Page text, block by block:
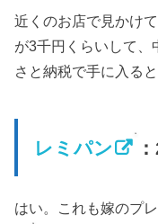
近くのお店で見かけ
が3千円くらいして、
さと納税で手に入る
レミパン
はい。これも嫁のプ